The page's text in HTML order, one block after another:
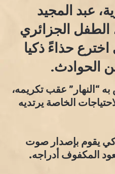
عبد المجيد
الطفل الجزائري
حذاءً ذكيا
الحوادث.
“النهار” عقب تكريمه،
الخاصة يرتديه
يقوم بإصدار صوت
المكفوف أدراجه.